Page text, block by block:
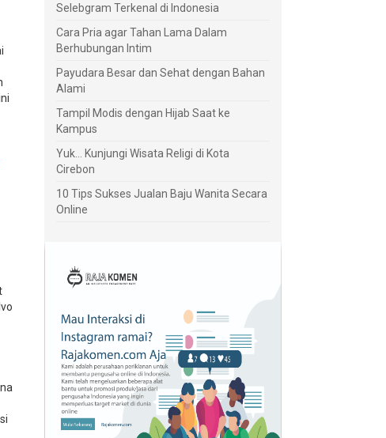
Selebgram Terkenal di Indonesia
Cara Pria agar Tahan Lama Dalam
Berhubungan Intim
Payudara Besar dan Sehat dengan Bahan
Alami
Tampil Modis dengan Hijab Saat ke
Kampus
Yuk... Kunjungi Wisata Religi di Kota
Cirebon
10 Tips Sukses Jualan Baju Wanita Secara
Online